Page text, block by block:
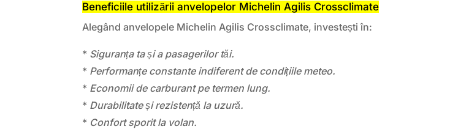
Beneficiile utilizării anvelopelor Michelin Agilis Crossclimate
Alegând anvelopele Michelin Agilis Crossclimate, investești în:
* Siguranța ta și a pasagerilor tăi.
* Performanțe constante indiferent de condițiile meteo.
* Economii de carburant pe termen lung.
* Durabilitate și rezistență la uzură.
* Confort sporit la volan.